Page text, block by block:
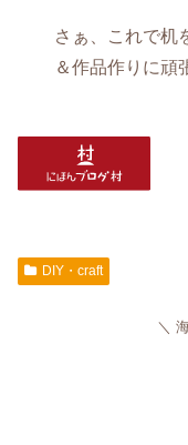
さぁ、これで机
＆作品作りに頑
DIY・craft